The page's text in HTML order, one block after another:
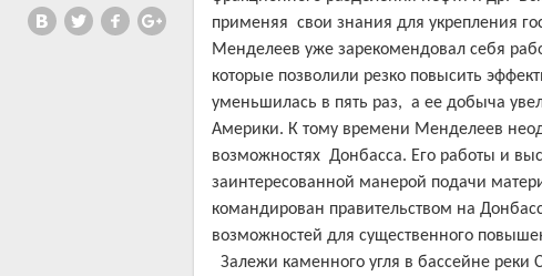
применяя свои знания для укрепления
Менделеев уже зарекомендовал себя
которые позволили резко повысить
уменьшилась в пять раз, а ее добыча
Америки. К тому времени Менделеев
возможностях Донбасса. Его работы и
заинтересованной манерой подачи
командирован правительством на
возможностей для существенного
Залежи каменного угля в бассейне реки